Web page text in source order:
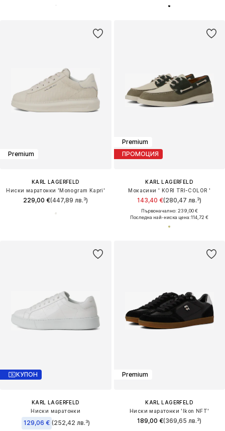
Premium
KARL LAGERFELD
Ниски маратонки 'Monogram Kapri'
229,00 €(447,89 лв.³)
Premium
ПРОМОЦИЯ
KARL LAGERFELD
Мокасини ' KORI TRI-COLOR '
143,40 €(280,47 лв.³)
Първоначално: 239,00 €
Последна най-ниска цена:114,72 €
КУПОН
KARL LAGERFELD
Ниски маратонки
129,06 € (252,42 лв.³)
Premium
KARL LAGERFELD
Ниски маратонки 'Ikon NFT'
189,00 €(369,65 лв.³)